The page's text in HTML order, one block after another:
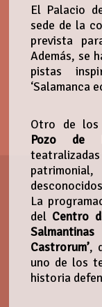
El Palacio
sede de la
prevista
Además, se
pistas
‘Salamanca
Otro de los
Pozo de
La
del Centro
Castrorum’,
uno de los
historia